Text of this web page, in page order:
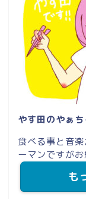
やす田のやぁ
食べる事と音
ーマンですがお
も